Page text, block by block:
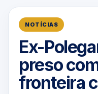
NOTÍCIAS
Ex-
preso
fronteira